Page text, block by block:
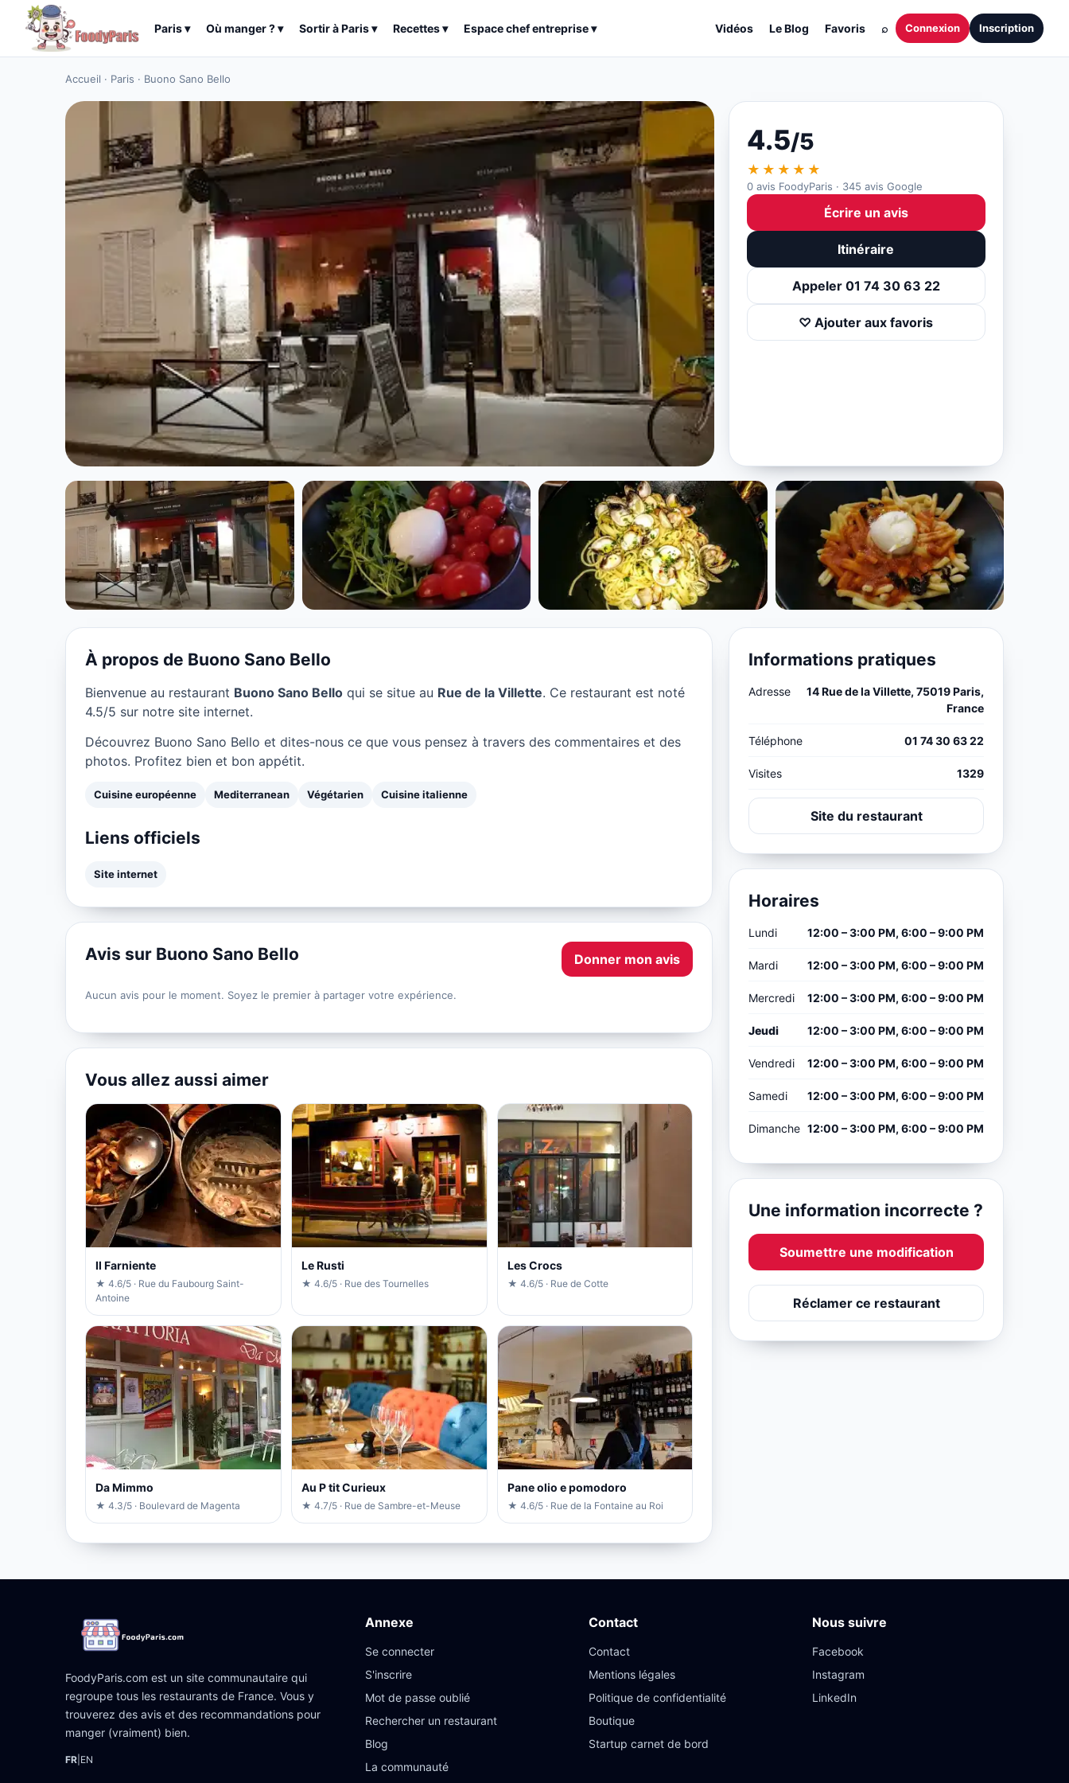
Paris▾ Où manger ?▾ Sortir àParis▾ Recettes▾ Espace chef entreprise▾ Vidéos Le Blog Favoris ⌕ Connexion Inscription
Accueil · Paris · Buono Sano Bello
CUISINE EUROPÉENNE
Buono Sano Bello à Paris
★ 4.5/5
4.5/5
★★★★★
0 avis FoodyParis · 345 avis Google
Écrire un avis
Itinéraire
Appeler 01 74 30 63 22
♡ Ajouter aux favoris
À propos de Buono Sano Bello
Bienvenue au restaurant Buono Sano Bello qui se situe au Rue de la Villette. Ce restaurant est noté
4.5/5 sur notre site internet.
Découvrez Buono Sano Bello et dites-nous ce que vous pensez à travers des commentaires et des
photos. Profitez bien et bon appétit.
Cuisine européenne Mediterranean Végétarien Cuisine italienne
Liens officiels
Site internet
Avis sur Buono Sano Bello Donner mon avis
Aucun avis pour le moment. Soyez le premier à partager votre expérience.
Vous allez aussi aimer
Il Farniente
★ 4.6/5 · Rue du Faubourg Saint-
Antoine
Le Rusti
★ 4.6/5 · Rue des Tournelles
Les Crocs
★ 4.6/5 · Rue de Cotte
Da Mimmo
★ 4.3/5 · Boulevard de Magenta
Au P tit Curieux
★ 4.7/5 · Rue de Sambre-et-Meuse
Pane olio e pomodoro
★ 4.6/5 · Rue de la Fontaine au Roi
Informations pratiques
Adresse
14 Rue de la Villette, 75019 Paris,
France
Téléphone 01 74 30 63 22
Visites 1329
Site du restaurant
Horaires
Lundi 12:00 – 3:00 PM, 6:00 – 9:00 PM
Mardi 12:00 – 3:00 PM, 6:00 – 9:00 PM
Mercredi 12:00 – 3:00 PM, 6:00 – 9:00 PM
Jeudi 12:00 – 3:00 PM, 6:00 – 9:00 PM
Vendredi 12:00 – 3:00 PM, 6:00 – 9:00 PM
Samedi 12:00 – 3:00 PM, 6:00 – 9:00 PM
Dimanche 12:00 – 3:00 PM, 6:00 – 9:00 PM
Une information incorrecte ?
Soumettre une modification
Réclamer ce restaurant
FoodyParis.com est un site communautaire qui
regroupe tous les restaurants de France. Vous y
trouverez des avis et des recommandations pour
manger (vraiment) bien.
FR EN
Annexe
Se connecter
S'inscrire
Mot de passe oublié
Rechercher un restaurant
Blog
La communauté
Contact
Contact
Mentions légales
Politique de confidentialité
Boutique
Startup carnet de bord
Nous suivre
Facebook
Instagram
LinkedIn